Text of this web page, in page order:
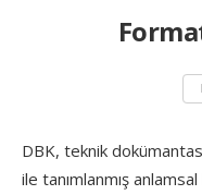
DBK, teknik
ile tanımlanmış